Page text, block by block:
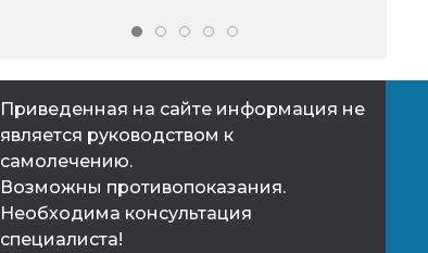
Приведенная на сайте информация не
является руководством к
самолечению.
Возможны противопоказания.
Необходима консультация
специалиста!